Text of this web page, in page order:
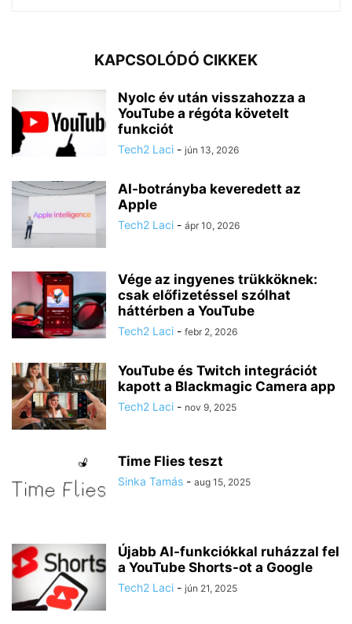
KAPCSOLÓDÓ CIKKEK
Nyolc év után visszahozza a
YouTube a régóta követelt
funkciót
Tech2 Laci - jún 13, 2026
AI-botrányba keveredett az
Apple
Tech2 Laci - ápr 10, 2026
Vége az ingyenes trükköknek:
csak előfizetéssel szólhat
háttérben a YouTube
Tech2 Laci - febr 2, 2026
YouTube és Twitch integrációt
kapott a Blackmagic Camera app
Tech2 Laci - nov 9, 2025
Time Flies teszt
Sinka Tamás - aug 15, 2025
Újabb AI-funkciókkal ruházzal fel
a YouTube Shorts-ot a Google
Tech2 Laci - jún 21, 2025